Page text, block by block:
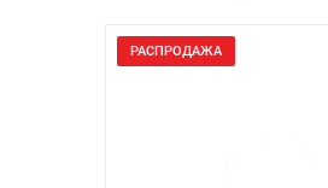
РАСПРОДАЖА